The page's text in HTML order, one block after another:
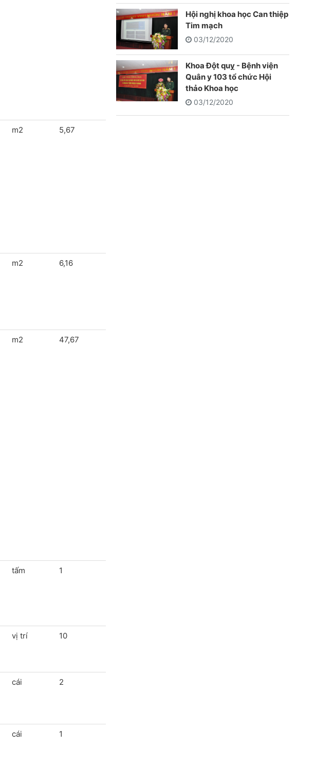
m2 5,67
m2 6,16
m2 47,67
tấm 1
vị trí 10
cái 2
cái 1
Hội nghị khoa học Can thiệp
Tim mạch
03/12/2020
Khoa Đột quỵ - Bệnh viện
Quân y 103 tổ chức Hội
thảo Khoa học
03/12/2020